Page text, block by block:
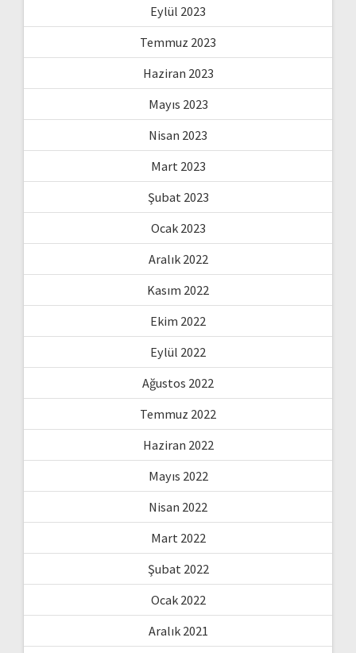
Eylül 2023
Temmuz 2023
Haziran 2023
Mayıs 2023
Nisan 2023
Mart 2023
Şubat 2023
Ocak 2023
Aralık 2022
Kasım 2022
Ekim 2022
Eylül 2022
Ağustos 2022
Temmuz 2022
Haziran 2022
Mayıs 2022
Nisan 2022
Mart 2022
Şubat 2022
Ocak 2022
Aralık 2021